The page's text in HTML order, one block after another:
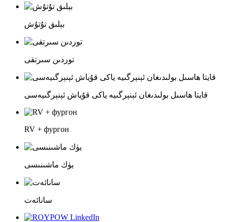
بېلىق تۇتۇش
توردىن سىرتقى
قايتا ھاسىل بولىدىغان ئېنېرگىيە ياكى قۇياش ئېنېرگىيەسى
RV + фургон
يۈك ماشىنىسى
سانائەت